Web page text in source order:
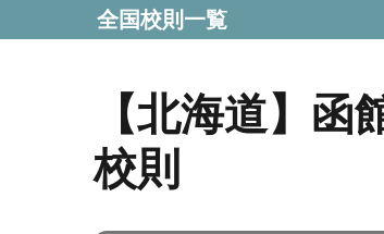
全国校則一覧
【北海道】
校則